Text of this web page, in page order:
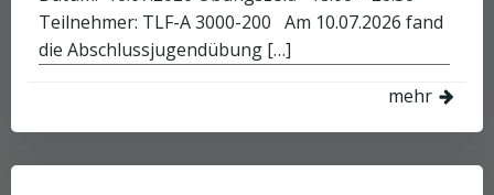
Teilnehmer: TLF-A 3000-200 Am 10.07.2026 fand
die Abschlussjugendübung […]
mehr